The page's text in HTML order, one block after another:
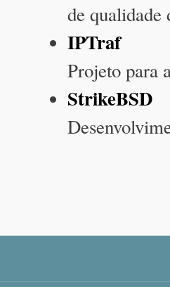
de qualidade
IPTraf
Projeto para
StrikeBSD